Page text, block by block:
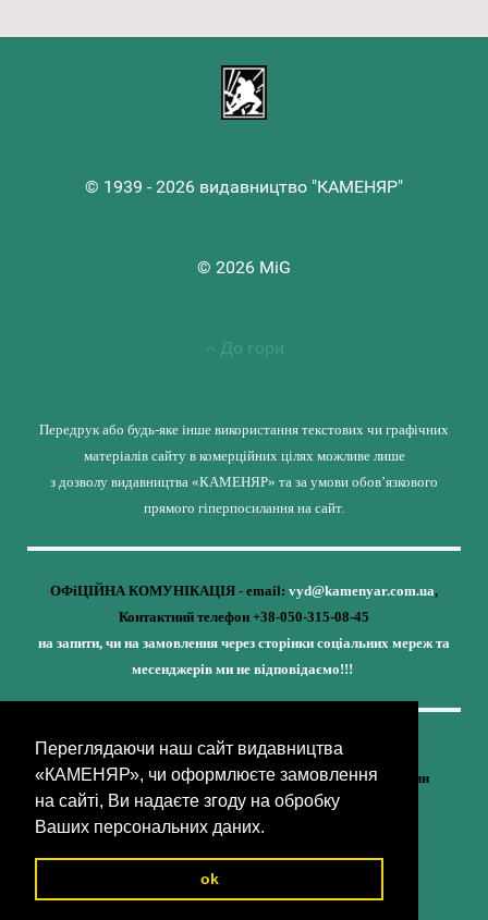
Переглядаючи наш сайт видавництва
«КАМЕНЯР», чи оформлюєте замовлення
на сайті, Ви надаєте згоду на обробку
Ваших персональних даних.
ok
© 1939 - 2026 видавництво "КАМЕНЯР"
© 2026 MiG
До гори
Передрук або будь-яке інше використання текстових чи графічних
матеріалів сайту в комерційних цілях можливе лише
з дозволу видавництва «КАМЕНЯР» та за умови обов’язкового
прямого гіперпосилання на сайт.
ОФіЦІЙНА КОМУНІКАЦІЯ - email: vyd@kamenyar.com.ua,
Контактний телефон +38-050-315-08-45
на запити, чи на замовлення через сторінки соціальних мереж та
месенджерів ми не відповідаємо!!!
Кожне наше видання - це внесок у спротив,
у збереження ідентичності та неминучу перемогу України
(видавництво «КАМЕНЯР»)